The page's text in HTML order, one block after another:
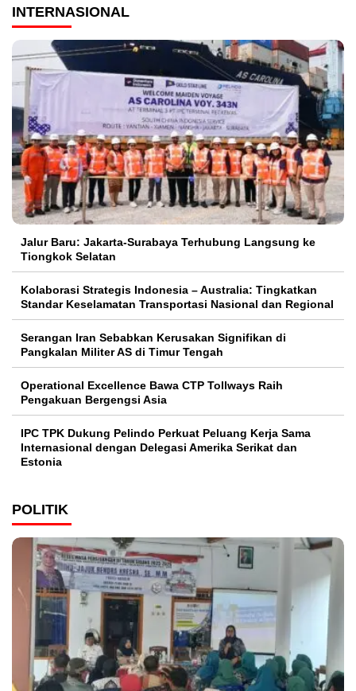
INTERNASIONAL
Jalur Baru: Jakarta-Surabaya Terhubung Langsung ke
Tiongkok Selatan
Kolaborasi Strategis Indonesia – Australia: Tingkatkan
Standar Keselamatan Transportasi Nasional dan Regional
Serangan Iran Sebabkan Kerusakan Signifikan di
Pangkalan Militer AS di Timur Tengah
Operational Excellence Bawa CTP Tollways Raih
Pengakuan Bergengsi Asia
IPC TPK Dukung Pelindo Perkuat Peluang Kerja Sama
Internasional dengan Delegasi Amerika Serikat dan
Estonia
POLITIK